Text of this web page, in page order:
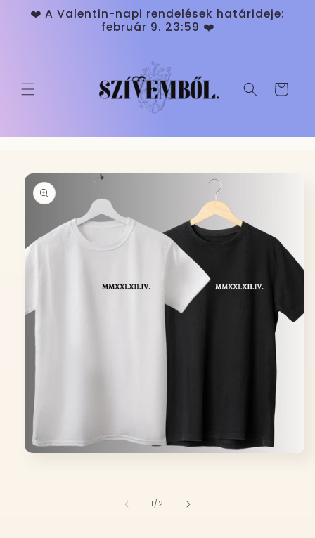
Ugrás a
tartalomhoz
❤️ A Valentin-napi rendelések határideje:
február 9. 23:59 ❤️
Kosár
a
1 //2